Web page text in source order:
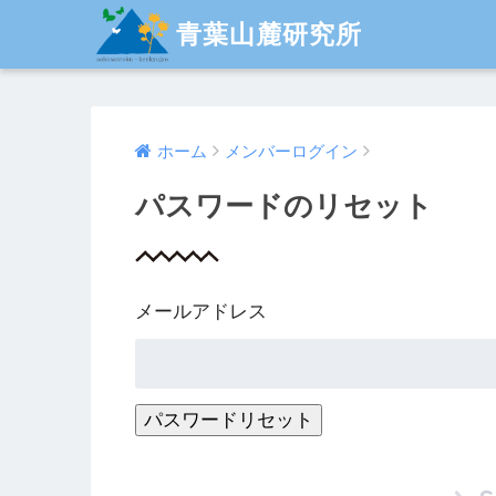
青葉山麓研究所
ホーム メンバーログイン
パスワードのリセット
メールアドレス